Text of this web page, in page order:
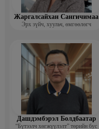
Жаргалсайхан Сангичимаа
Эрх зүйч, хуульч, өмгөөлөгч
Дашдэмбэрэл Болдбаатар
“Бүтээлч хөгжүүлэлт” төрийн бус